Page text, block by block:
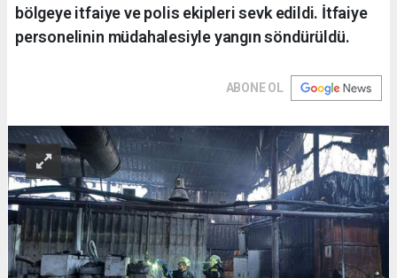
bölgeye itfaiye ve polis ekipleri sevk edildi. İtfaiye
personelinin müdahalesiyle yangın söndürüldü.
ABONE OL